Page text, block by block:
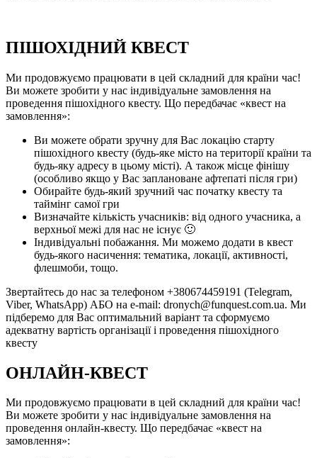
ПІШОХІДНИЙ КВЕСТ
Ми продовжуємо працювати в цей складний для країни час!
Ви можете зробити у нас індивідуальне замовлення на
проведення пішохідного квесту. Що передбачає «квест на
замовлення»:
Ви можете обрати зручну для Вас локацію старту
пішохідного квесту (будь-яке місто на території країни та
будь-яку адресу в цьому місті). А також місце фінішу
(особливо якщо у Вас заплановане афтепаті після гри)
Обирайте будь-який зручний час початку квесту та
таймінг самої гри
Визначайте кількість учасників: від одного учасника, а
верхньої межі для нас не існує 🙂
Індивідуальні побажання. Ми можемо додати в квест
будь-якого насичення: тематика, локації, активності,
флешмоби, тощо.
Звертайтесь до нас за телефоном +380674459191 (Telegram,
Viber, WhatsApp) АБО на e-mail: dronych@funquest.com.ua. Ми
підберемо для Вас оптимальний варіант та сформуємо
адекватну вартість організації і проведення пішохідного
квесту
ОНЛАЙН-КВЕСТ
Ми продовжуємо працювати в цей складний для країни час!
Ви можете зробити у нас індивідуальне замовлення на
проведення онлайн-квесту. Що передбачає «квест на
замовлення»: